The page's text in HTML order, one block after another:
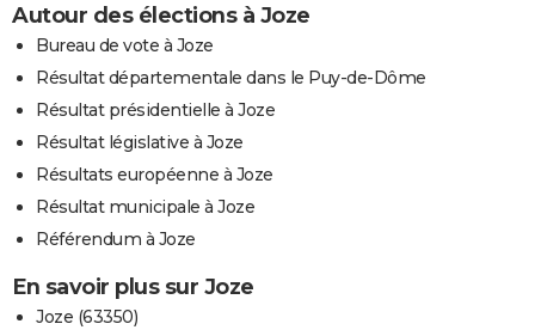
Autour des élections à Joze
Bureau de vote à Joze
Résultat départementale dans le Puy-de-Dôme
Résultat présidentielle à Joze
Résultat législative à Joze
Résultats européenne à Joze
Résultat municipale à Joze
Référendum à Joze
En savoir plus sur Joze
Joze (63350)